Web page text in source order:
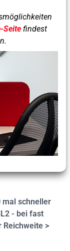
Seite findest
mal schneller
- bei fast
Reichweite >